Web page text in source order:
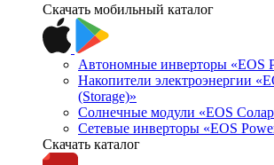
Скачать мобильный каталог
Автономные инверторы «EOS
Накопители электроэнергии
(Storage)»
Солнечные модули «EOS
Сетевые инверторы «EOS
Скачать каталог